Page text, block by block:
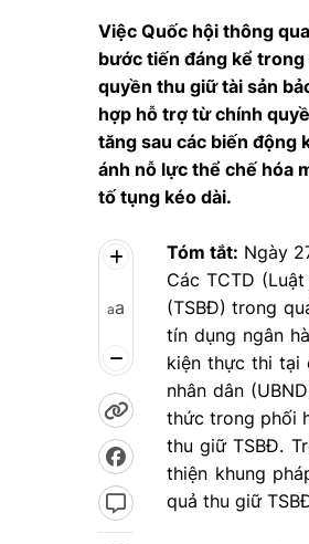
Việc Quốc hội thông
bước tiến đáng kể trong
quyền thu giữ tài sản
hợp hỗ trợ từ chính
tăng sau các biến động
ánh nỗ lực thể chế hóa
tố tụng kéo dài.
aa
Tóm tắt: Ngày
Các TCTD
(TSBĐ) trong
tín dụng ngân
kiện thực thi tại
nhân dân
thức trong phối
thu giữ TSBĐ.
thiện khung
quả thu giữ